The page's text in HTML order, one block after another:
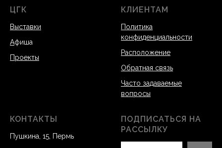
ЦГК
Выставки
Афиша
Проекты
КЛИЕНТАМ
Политика
конфиденциальности
Расположение
Обратная связь
Часто задаваемые
вопросы
КОНТАКТЫ
Пушкина, 15, Пермь
ПОДПИСАТЬСЯ НА
РАССЫЛКУ